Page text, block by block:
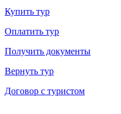
Купить тур
Оплатить тур
Получить документы
Вернуть тур
Договор с туристом